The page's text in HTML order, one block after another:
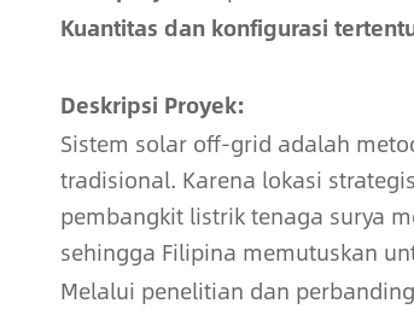
Kuantitas dan konfigurasi
Deskripsi Proyek:
Sistem solar off-grid adalah
tradisional. Karena lokasi
pembangkit listrik tenaga surya
sehingga Filipina memutuskan
Melalui penelitian dan